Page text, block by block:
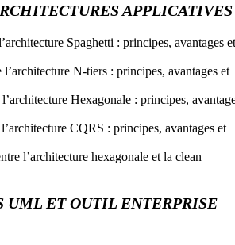
APPLICATIVES
Spaghetti : principes, avantages et
l’architecture N-tiers : principes, avantages et
Hexagonale : principes,
CQRS : principes, avantages et
l’architecture hexagonale et la clean
UML ET OUTIL ENTERPRISE